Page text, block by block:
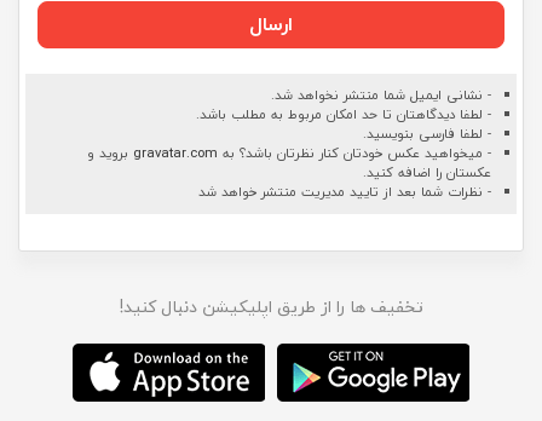
ارسال
- نشانی ایمیل شما منتشر نخواهد شد.
- لطفا دیدگاهتان تا حد امکان مربوط به مطلب باشد.
- لطفا فارسی بنویسید.
- میخواهید عکس خودتان کنار نظرتان باشد؟ به gravatar.com بروید و
عکستان را اضافه کنید.
- نظرات شما بعد از تایید مدیریت منتشر خواهد شد
تخفیف ها را از طریق اپلیکیشن دنبال کنید!